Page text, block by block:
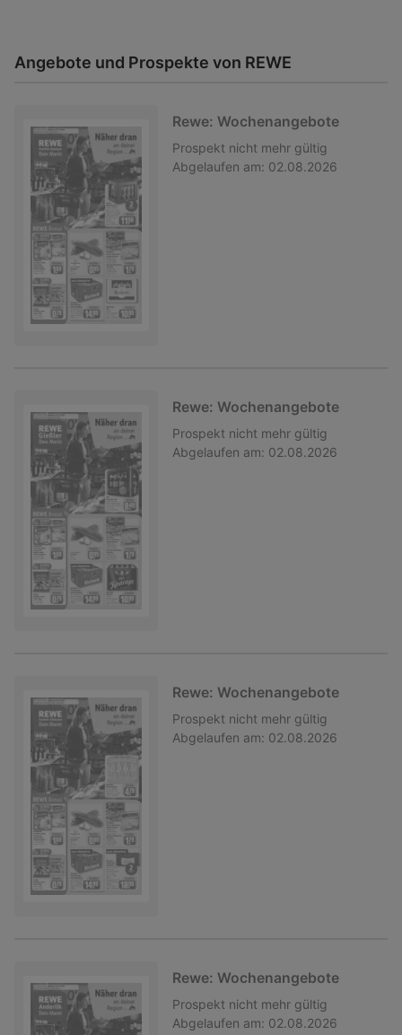
Angebote und Prospekte von REWE
Rewe: Wochenangebote
Prospekt nicht mehr gültig
Abgelaufen am: 02.08.2026
Rewe: Wochenangebote
Prospekt nicht mehr gültig
Abgelaufen am: 02.08.2026
Rewe: Wochenangebote
Prospekt nicht mehr gültig
Abgelaufen am: 02.08.2026
Rewe: Wochenangebote
Prospekt nicht mehr gültig
Abgelaufen am: 02.08.2026